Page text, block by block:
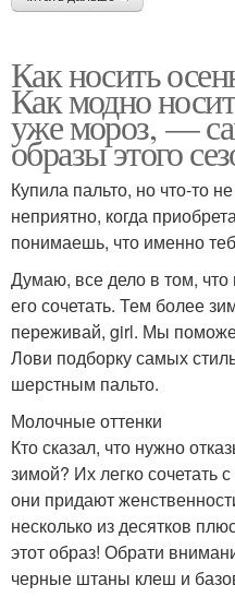
Как носить
Как модно
уже мороз, —
образы этого
Купила пальто, но что-то
неприятно, когда
понимаешь, что именно
Думаю, все дело в том,
его сочетать. Тем более
переживай, girl. Мы
Лови подборку самых
шерстным пальто.
Молочные оттенки
Кто сказал, что нужно
зимой? Их легко сочетать
они придают
несколько из десятков
этот образ! Обрати
черные штаны клеш и